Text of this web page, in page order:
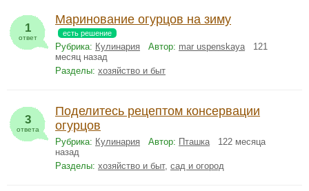
1
ответ
Маринование огурцов на зиму
есть решение
Рубрика: Кулинария Автор: mar uspenskaya121
месяц назад
Разделы: хозяйство и быт
3
ответа
Поделитесь рецептом консервации
огурцов
Рубрика: Кулинария Автор: Пташка122 месяца
назад
Разделы: хозяйство и быт, сад и огород